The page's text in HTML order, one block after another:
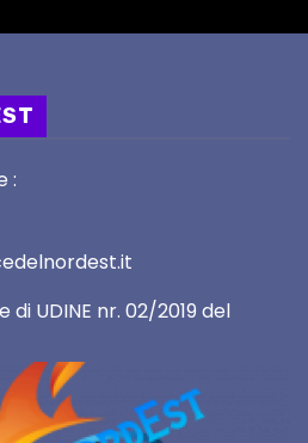
:
UDINE nr. 02/2019 del